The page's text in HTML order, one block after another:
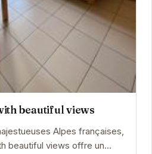
beautiful views
Alpes françaises,
beautiful views offre un